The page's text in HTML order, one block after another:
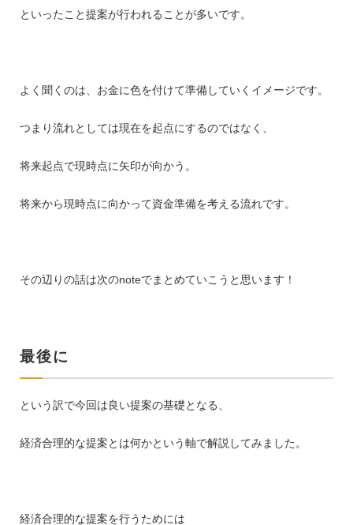
といったこと提案が行われることが多いです。
よく聞くのは、お金に色を付けて準備していくイメージです。
つまり流れとしては現在を起点にするのではなく、
将来起点で現時点に矢印が向かう。
将来から現時点に向かって資金準備を考える流れです。
その辺りの話は次のnoteでまとめていこうと思います！
最後に
という訳で今回は良い提案の基礎となる、
経済合理的な提案とは何かという軸で解説してみました。
経済合理的な提案を行うためには